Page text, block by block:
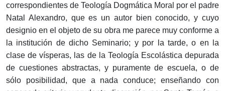
correspondientes de Teología Dogmática Moral por el padre
Natal Alexandro, que es un autor bien conocido, y cuyo
designio en el objeto de su obra me parece muy conforme a
la institución de dicho Seminario; y por la tarde, o en la
clase de vísperas, las de la Teología Escolástica depurada
de cuestiones abstractas, y puramente de escuela, o de
sólo posibilidad, que a nada conduce; enseñando con